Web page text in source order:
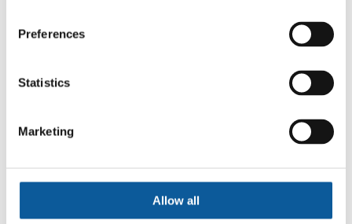
Preferences
Statistics
Marketing
Allow all